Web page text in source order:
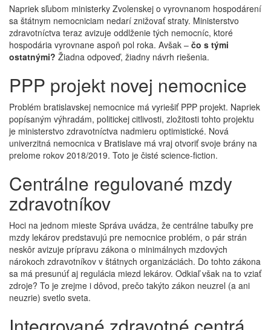
Napriek sľubom ministerky Zvolenskej o vyrovnanom hospodárení
sa štátnym nemocniciam nedarí znižovať straty. Ministerstvo
zdravotníctva teraz avizuje oddlženie tých nemocníc, ktoré
hospodária vyrovnane aspoň pol roka. Avšak – čo s tými
ostatnými? Žiadna odpoveď, žiadny návrh riešenia.
PPP projekt novej nemocnice
Problém bratislavskej nemocnice má vyriešiť PPP projekt. Napriek
popísaným výhradám, politickej citlivosti, zložitosti tohto projektu
je ministerstvo zdravotníctva nadmieru optimistické. Nová
univerzitná nemocnica v Bratislave má vraj otvoriť svoje brány na
prelome rokov 2018/2019. Toto je čisté science-fiction.
Centrálne regulované mzdy
zdravotníkov
Hoci na jednom mieste Správa uvádza, že centrálne tabuľky pre
mzdy lekárov predstavujú pre nemocnice problém, o pár strán
neskôr avizuje prípravu zákona o minimálnych mzdových
nárokoch zdravotníkov v štátnych organizáciách. Do tohto zákona
sa má presunúť aj regulácia miezd lekárov. Odkiaľ však na to vziať
zdroje? To je zrejme i dôvod, prečo takýto zákon neuzrel (a ani
neuzrie) svetlo sveta.